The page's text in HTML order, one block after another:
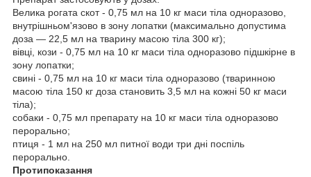
Велика рогата скот- 0,75 мл на 10 кг маси тіла одноразово,
внутрішньом'язово в зону лопатки (максимально допустима
доза — 22,5 мл на тварину масою тіла 300 кг);
вівці, кози - 0,75 мл на 10 кг маси тіла одноразово підшкірне в
зону лопатки;
свині - 0,75 мл на 10 кг маси тіла одноразово (тваринною
масою тіла 150 кг доза становить 3,5 мл на кожні 50 кг маси
тіла);
собаки - 0,75 мл препарату на 10 кг маси тіла одноразово
перорально;
птиця - 1 мл на 250 мл питної води три дні поспіль
перорально.
Протипоказання